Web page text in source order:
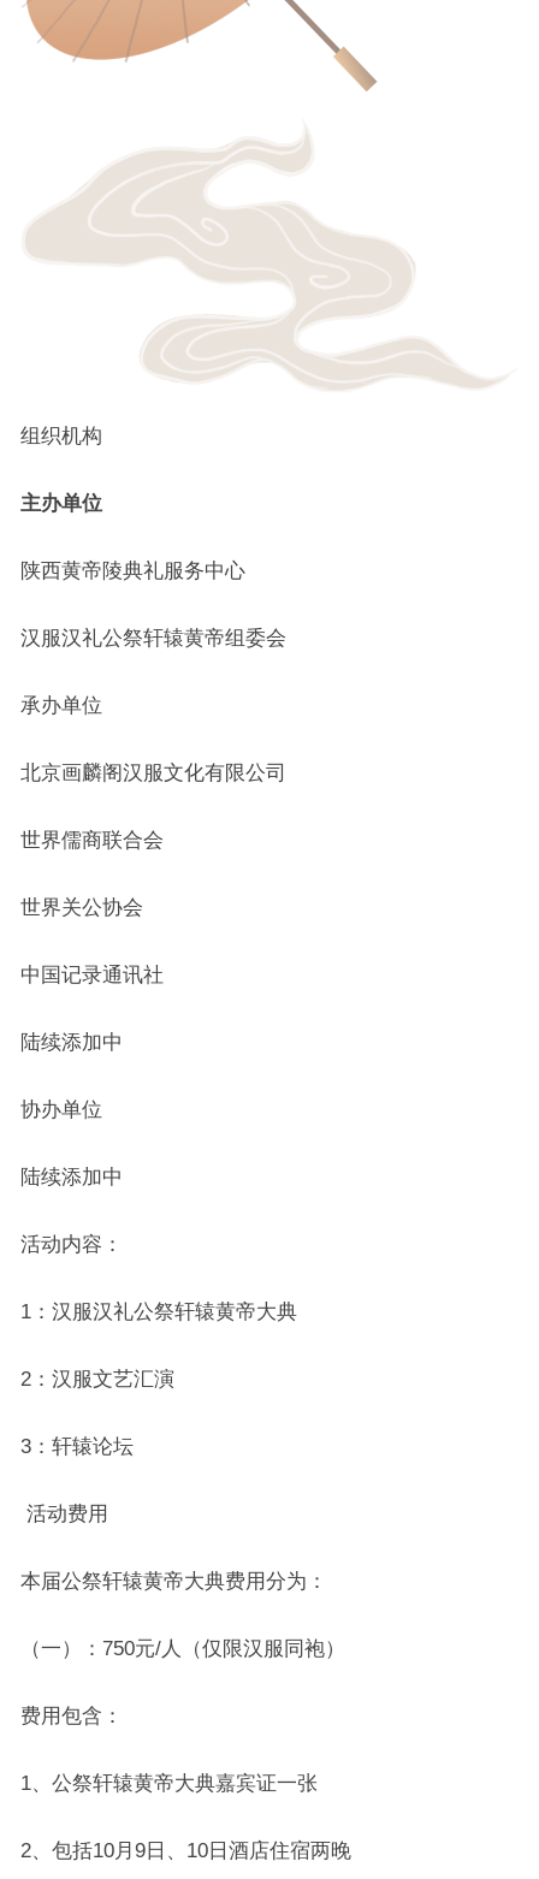
组织机构
主办单位
陕西黄帝陵典礼服务中心
汉服汉礼公祭轩辕黄帝组委会
承办单位
北京画麟阁汉服文化有限公司
世界儒商联合会
世界关公协会
中国记录通讯社
陆续添加中
协办单位
陆续添加中
活动内容：
1：汉服汉礼公祭轩辕黄帝大典
2：汉服文艺汇演
3：轩辕论坛
活动费用
本届公祭轩辕黄帝大典费用分为：
（一）：750元/人（仅限汉服同袍）
费用包含：
1、公祭轩辕黄帝大典嘉宾证一张
2、包括10月9日、10日酒店住宿两晚